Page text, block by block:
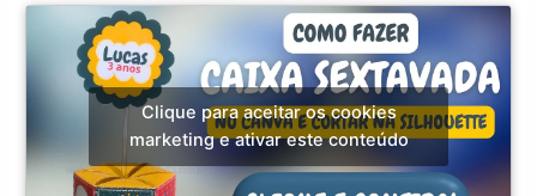
Clique para aceitar os cookies
marketing e ativar este conteúdo